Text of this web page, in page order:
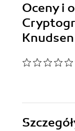
Oceny i
Knudsen